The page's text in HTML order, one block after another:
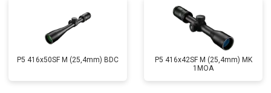
P5 416x50SF M (25,4mm) BDC
P5 416x42SF M (25,4mm) MK
1MOA